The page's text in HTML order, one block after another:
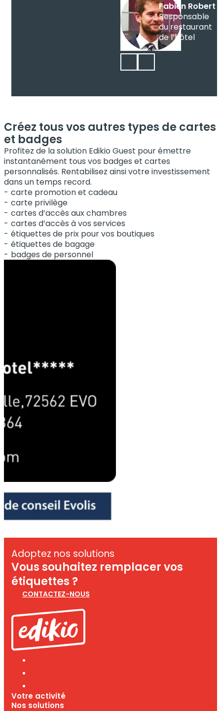
Fabien Robert
Responsable
du restaurant
de l’hôtel
Créez tous vos autres types de cartes
et badges
Profitez de la solution Edikio Guest pour émettre
instantanément tous vos badges et cartes
personnalisés. Rentabilisez ainsi votre investissement
dans un temps record.
carte promotion et cadeau
carte privilège
cartes d’accès aux chambres
cartes d’accès à vos services
étiquettes de prix pour vos boutiques
étiquettes de bagage
badges de personnel
Adoptez nos solutions
Vous souhaitez remplacer vos
étiquettes ?
CONTACTEZ-NOUS
Votre activité
Nos solutions